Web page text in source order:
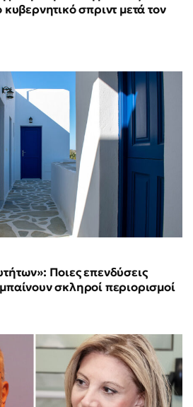
κυβερνητικό σπριντ μετά τον
Ποιες επενδύσεις
σκληροί περιορισμοί